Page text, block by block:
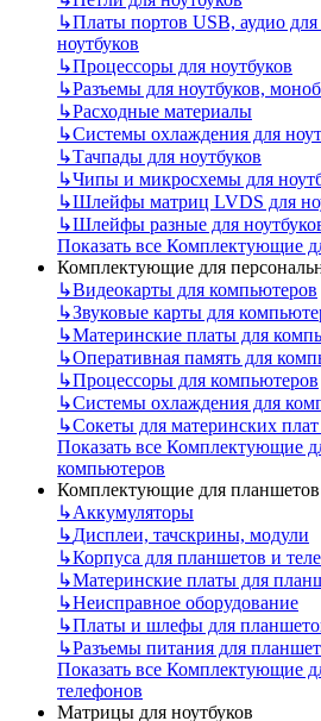
↳Платы портов USB, аудио
ноутбуков
↳Процессоры для ноутбуков
↳Разъемы для ноутбуков,
↳Расходные материалы
↳Системы охлаждения для
↳Тачпады для ноутбуков
↳Чипы и микросхемы для
↳Шлейфы матриц LVDS для
↳Шлейфы разные для
Показать все Комплектующие
Комплектующие для
↳Видеокарты для компьютеров
↳Звуковые карты для
↳Материнские платы для
↳Оперативная память для
↳Процессоры для компьютеров
↳Системы охлаждения для
↳Сокеты для материнских
Показать все Комплектующие
компьютеров
Комплектующие для планшетов
↳Аккумуляторы
↳Дисплеи, тачскрины, модули
↳Корпуса для планшетов и
↳Материнские платы для
↳Неисправное оборудование
↳Платы и шлефы для
↳Разъемы питания для
Показать все Комплектующие
телефонов
Матрицы для ноутбуков